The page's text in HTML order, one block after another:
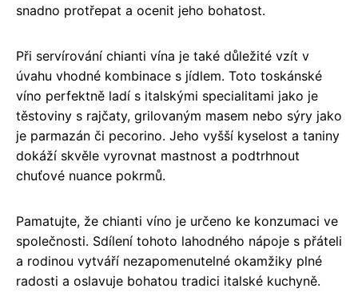
snadno protřepat a ocenit jeho bohatost.
Při servírování chianti vína je také důležité vzít v
úvahu vhodné kombinace s jídlem. Toto toskánské
víno perfektně ladí s italskými specialitami jako je
těstoviny s rajčaty, grilovaným masem nebo sýry jako
je parmazán či pecorino. Jeho vyšší kyselost a taniny
dokáží skvěle vyrovnat mastnost a podtrhnout
chuťové nuance pokrmů.
Pamatujte, že chianti víno je určeno ke konzumaci ve
společnosti. Sdílení tohoto lahodného nápoje s přáteli
a rodinou vytváří nezapomenutelné okamžiky plné
radosti a oslavuje bohatou tradici italské kuchyně.